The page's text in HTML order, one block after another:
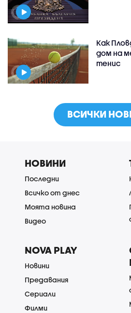
Как
дом на
тенис
ВСИЧКИ
НОВИНИ
Последни
Всичко от днес
Моята новина
Видео
NOVA PLAY
Новини
Предавания
Сериали
Филми